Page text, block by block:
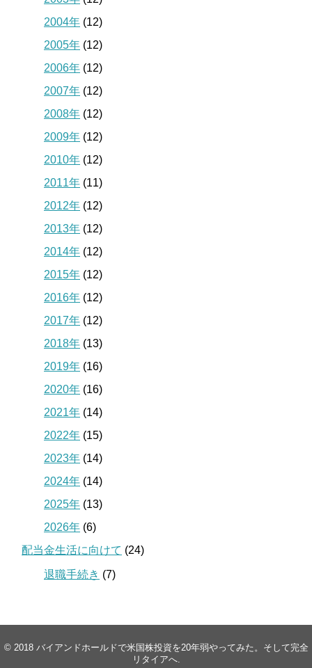
2004年 (12)
2005年 (12)
2006年 (12)
2007年 (12)
2008年 (12)
2009年 (12)
2010年 (12)
2011年 (11)
2012年 (12)
2013年 (12)
2014年 (12)
2015年 (12)
2016年 (12)
2017年 (12)
2018年 (13)
2019年 (16)
2020年 (16)
2021年 (14)
2022年 (15)
2023年 (14)
2024年 (14)
2025年 (13)
2026年 (6)
配当金生活に向けて (24)
退職手続き (7)
© 2018 バイアンドホールドで米国株投資を20年弱やってみた。そして完全
リタイアへ.